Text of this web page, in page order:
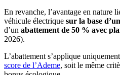
En revanche, l’avantage en nature
véhicule électrique sur la base
d’un abattement de 50 % avec
2026).
L’abattement s’applique
score de l’Ademe, soit le même